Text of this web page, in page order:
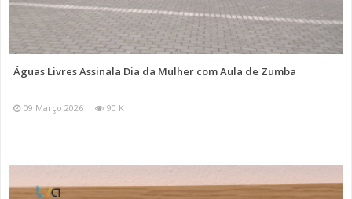
Águas Livres Assinala Dia da Mulher com Aula de Zumba
09 Março 2026 90 K